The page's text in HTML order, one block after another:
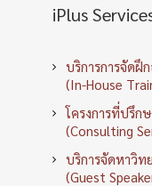
iPlus
บริการการจัดฝึ
(In-House
โครงการที่ปรึก
(Consulting
บริการจัดหาวิท
(Guest